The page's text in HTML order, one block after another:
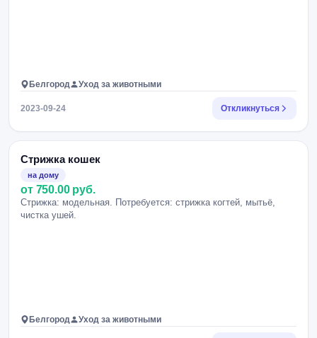
Белгород Уход за животными
2023-09-24 Откликнуться
Стрижка кошек
на дому
от 750.00 руб.
Стрижка: модельная. Потребуется: стрижка когтей, мытьё,
чистка ушей.
Белгород Уход за животными